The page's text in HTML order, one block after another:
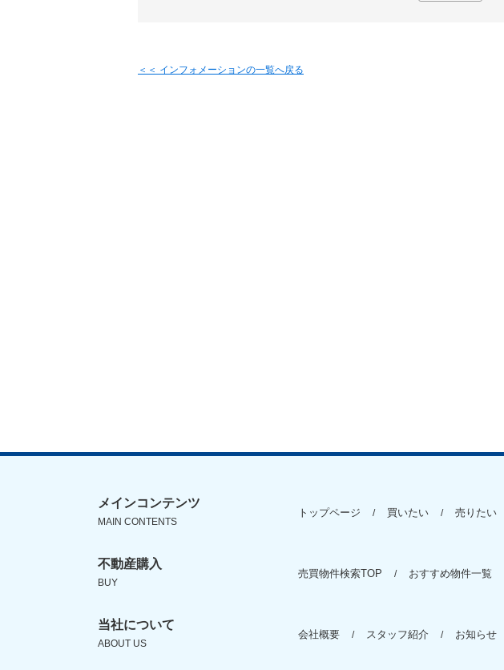
＜＜ インフォメーションの一覧へ戻る
メインコンテンツ
MAIN CONTENTS
トップページ 買いたい 売りたい
不動産購入
BUY
売買物件検索TOP おすすめ物件一覧
当社について
ABOUT US
会社概要 スタッフ紹介 お知らせ